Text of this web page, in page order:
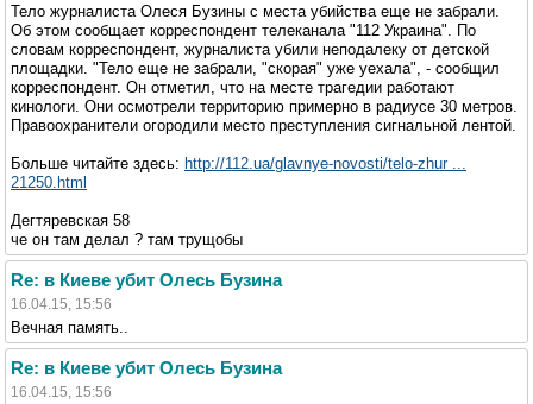
Тело журналиста Олеся Бузины с места убийства еще не забрали.
Об этом сообщает корреспондент телеканала "112 Украина". По
словам корреспондент, журналиста убили неподалеку от детской
площадки. "Тело еще не забрали, "скорая" уже уехала", - сообщил
корреспондент. Он отметил, что на месте трагедии работают
кинологи. Они осмотрели территорию примерно в радиусе 30 метров.
Правоохранители огородили место преступления сигнальной лентой.
Больше читайте здесь: http://112.ua/glavnye-novosti/telo-zhur ...
21250.html
Дегтяревская 58
че он там делал ? там трущобы
Re: в Киеве убит Олесь Бузина
16.04.15, 15:56
Вечная память..
Re: в Киеве убит Олесь Бузина
16.04.15, 15:56